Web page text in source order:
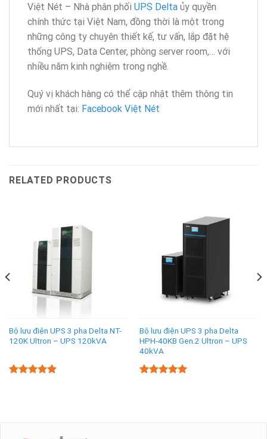
Việt Nét – Nhà phân phối UPS Delta ủy quyền
chính thức tại Việt Nam, đồng thời là một trong
những công ty chuyên thiết kế, tư vấn, lắp đặt hệ
thống UPS, Data Center, phòng server room,… với
nhiều năm kinh nghiệm trong nghề.
Quý vị khách hàng có thể cập nhật thêm thông tin
mới nhất tại: Facebook Việt Nét
RELATED PRODUCTS
Bộ lưu điện UPS 3 pha Delta NT-
120K Ultron – UPS 120kVA
Bộ lưu điện UPS 3 pha Delta
HPH-40KB Gen.2 Ultron – UPS
40kVA